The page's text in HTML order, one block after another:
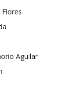
Aguilar